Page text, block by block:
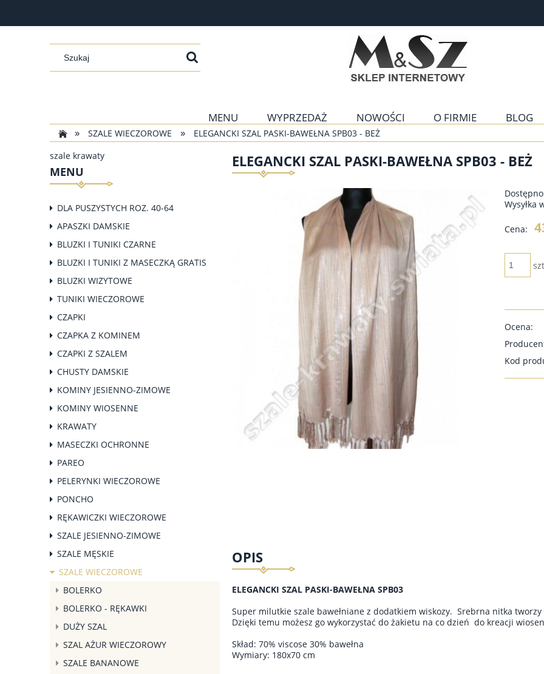
MENU WYPRZEDAŻ NOWOŚCI O FIRMIE BLOG
»
SZALE WIECZOROWE »
ELEGANCKI SZAL PASKI-BAWEŁNA SPB03 - BEŻ
szale krawaty
MENU
DLA PUSZYSTYCH ROZ. 40-64
APASZKI DAMSKIE
BLUZKI I TUNIKI CZARNE
BLUZKI I TUNIKI Z MASECZKĄ GRATIS
BLUZKI WIZYTOWE
TUNIKI WIECZOROWE
CZAPKI
CZAPKA Z KOMINEM
CZAPKI Z SZALEM
CHUSTY DAMSKIE
KOMINY JESIENNO-ZIMOWE
KOMINY WIOSENNE
KRAWATY
MASECZKI OCHRONNE
PAREO
PELERYNKI WIECZOROWE
PONCHO
RĘKAWICZKI WIECZOROWE
SZALE JESIENNO-ZIMOWE
SZALE MĘSKIE
SZALE WIECZOROWE
BOLERKO
BOLERKO - RĘKAWKI
DUŻY SZAL
SZAL AŻUR WIECZOROWY
SZALE BANANOWE
ELEGANCKI SZAL PASKI-BAWEŁNA SPB03 - BEŻ
Wysyłka
Cena:
Ocena:
Kod
OPIS
ELEGANCKI SZAL PASKI-BAWEŁNA SPB03
Super milutkie szale bawełniane z dodatkiem wiskozy. Srebrna nitka tworzy
Dzięki temu możesz go wykorzystać do żakietu na co dzień do kreacji
Skład: 70% viscose 30% bawełna
Wymiary: 180x70 cm